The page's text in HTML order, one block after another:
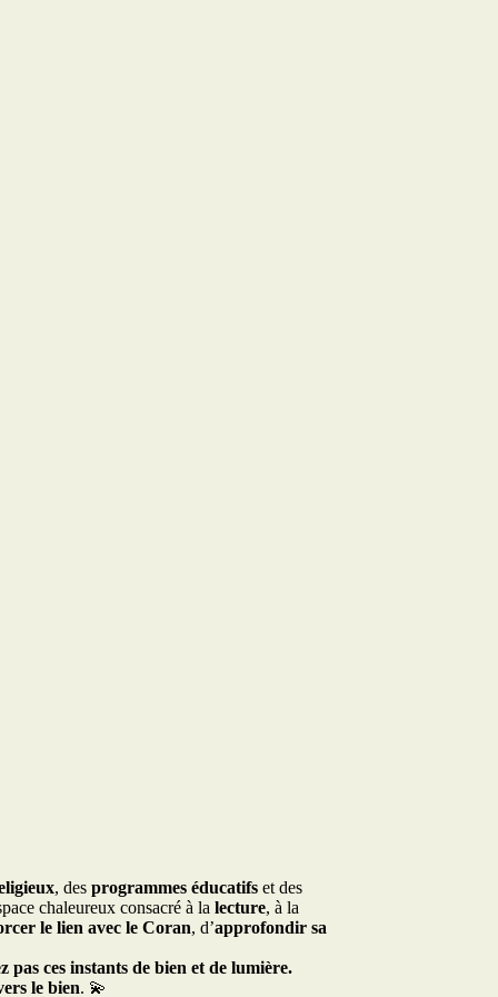
, des programmes éducatifset des
chaleureux consacré à la lecture, à la
le lien avec le Coran, d’approfondir sa
pas ces instants de bien et de lumière.
le bien. 💫